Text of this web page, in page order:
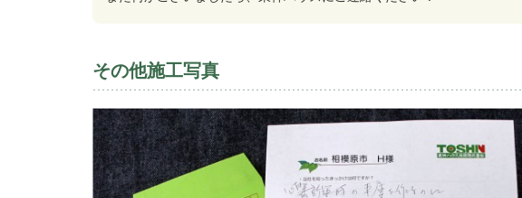
その他施工写真